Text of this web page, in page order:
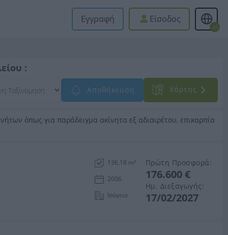
Εγγραφή Είσοδος
el
:
Αποθήκευση Xάρτης
όπως για παράδειγμα ακίνητα εξ αδιαιρέτου, επικαρπία
136.18 m²
2006
Ισόγειο
Πρώτη Προσφορά:
176.600 €
Ημ. Διεξαγωγής:
17/02/2027